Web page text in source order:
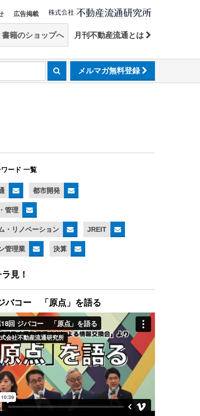
広告掲載
書籍のショップへ 月刊不動産流通とは
メルマガ無料登録
ード 一覧
都市開発
管理
・リノベーション JREIT
管理業 決算
見！
バコー 「原点」を語る